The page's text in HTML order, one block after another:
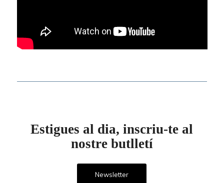
Estigues al dia, inscriu-te al
nostre butlletí
Newsletter